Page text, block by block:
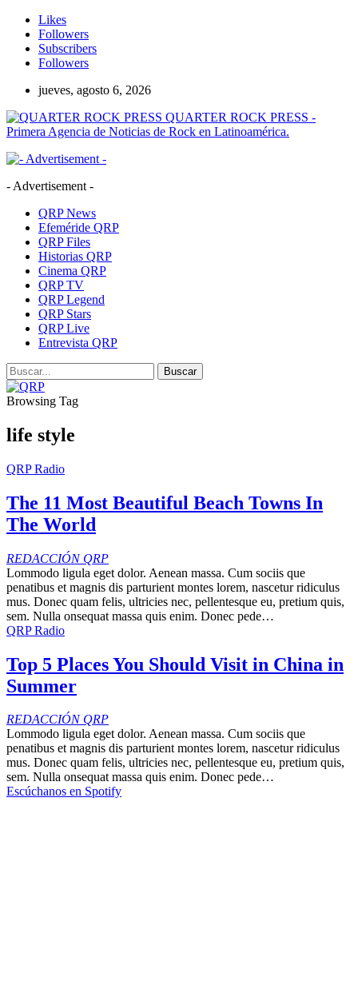
Likes
Followers
Subscribers
Followers
jueves, agosto 6, 2026
QUARTER ROCK PRESS -
Primera Agencia de Noticias de Rock en Latinoamérica.
- Advertisement -
QRP News
Efeméride QRP
QRP Files
Historias QRP
Cinema QRP
QRP TV
QRP Legend
QRP Stars
QRP Live
Entrevista QRP
Browsing Tag
life style
QRP Radio
The 11 Most Beautiful Beach Towns In
The World
REDACCIÓN QRP
Lommodo ligula eget dolor. Aenean massa. Cum sociis que
penatibus et magnis dis parturient montes lorem, nascetur ridiculus
mus. Donec quam felis, ultricies nec, pellentesque eu, pretium quis,
sem. Nulla onsequat massa quis enim. Donec pede…
QRP Radio
Top 5 Places You Should Visit in China in
Summer
REDACCIÓN QRP
Lommodo ligula eget dolor. Aenean massa. Cum sociis que
penatibus et magnis dis parturient montes lorem, nascetur ridiculus
mus. Donec quam felis, ultricies nec, pellentesque eu, pretium quis,
sem. Nulla onsequat massa quis enim. Donec pede…
Escúchanos en Spotify